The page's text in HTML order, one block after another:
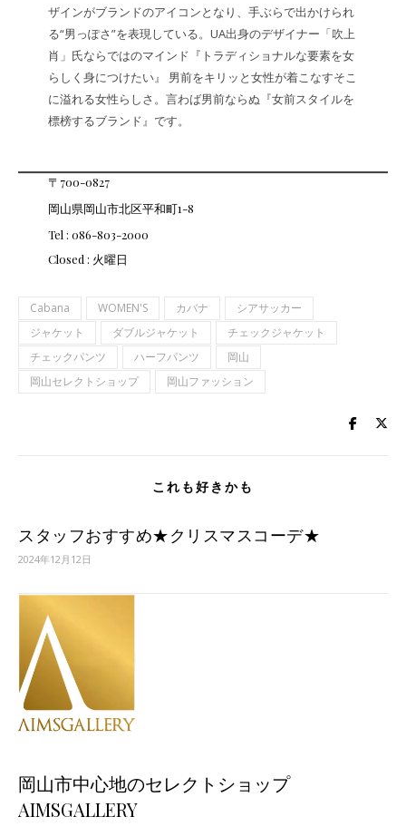
ザインがブランドのアイコンとなり、手ぶらで出かけられ
る“男っぽさ”を表現している。UA出身のデザイナー「吹上
肖」氏ならではのマインド『トラディショナルな要素を女
らしく身につけたい』 男前をキリッと女性が着こなすそこ
に溢れる女性らしさ。言わば男前ならぬ『女前スタイルを
標榜するブランド』です。
〒700-0827
岡山県岡山市北区平和町1-8
Tel : 086-803-2000
Closed : 火曜日
Cabana WOMEN'S カバナ
シアサッカー
ジャケット
ダブルジャケット
チェックジャケット
チェックパンツ
ハーフパンツ
岡山
岡山セレクトショップ
岡山ファッション
これも好きかも
スタッフおすすめ★クリスマスコーデ★
2024年12月12日
岡山市中心地のセレクトショップ
AIMSGALLERY